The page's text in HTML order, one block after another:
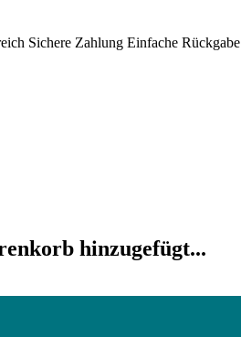
Sichere Zahlung Einfache Rückgabe
hinzugefügt...